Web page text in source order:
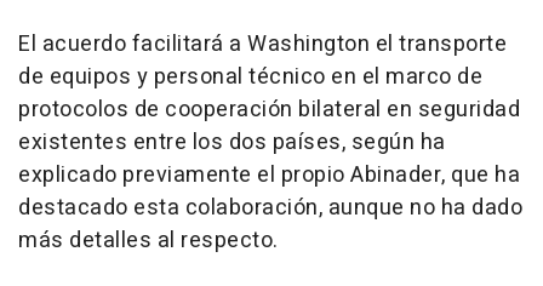
El acuerdo facilitará a Washington el transporte
de equipos y personal técnico en el marco de
protocolos de cooperación bilateral en seguridad
existentes entre los dos países, según ha
explicado previamente el propio Abinader, que ha
destacado esta colaboración, aunque no ha dado
más detalles al respecto.